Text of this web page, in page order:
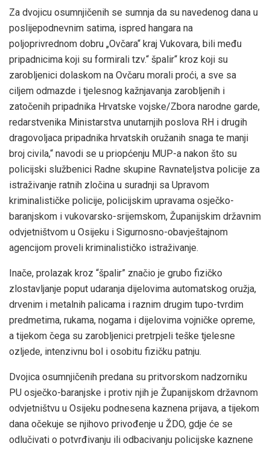
Za dvojicu osumnjičenih se sumnja da su navedenog dana u
poslijepodnevnim satima, ispred hangara na
poljoprivrednom dobru „Ovčara“ kraj Vukovara, bili među
pripadnicima koji su formirali tzv.“ špalir“ kroz koji su
zarobljenici dolaskom na Ovčaru morali proći, a sve sa
ciljem odmazde i tjelesnog kažnjavanja zarobljenih i
zatočenih pripadnika Hrvatske vojske/Zbora narodne garde,
redarstvenika Ministarstva unutarnjih poslova RH i drugih
dragovoljaca pripadnika hrvatskih oružanih snaga te manji
broj civila,“ navodi se u priopćenju MUP-a nakon što su
policijski službenici Radne skupine Ravnateljstva policije za
istraživanje ratnih zločina u suradnji sa Upravom
kriminalističke policije, policijskim upravama osječko-
baranjskom i vukovarsko-srijemskom, Županijskim državnim
odvjetništvom u Osijeku i Sigurnosno-obavještajnom
agencijom proveli kriminalističko istraživanje.
Inače, prolazak kroz “špalir” značio je grubo fizičko
zlostavljanje poput udaranja dijelovima automatskog oružja,
drvenim i metalnih palicama i raznim drugim tupo-tvrdim
predmetima, rukama, nogama i dijelovima vojničke opreme,
a tijekom čega su zarobljenici pretrpjeli teške tjelesne
ozljede, intenzivnu bol i osobitu fizičku patnju.
Dvojica osumnjičenih predana su pritvorskom nadzorniku
PU osječko-baranjske i protiv njih je Županijskom državnom
odvjetništvu u Osijeku podnesena kaznena prijava, a tijekom
dana očekuje se njihovo privođenje u ŽDO, gdje će se
odlučivati o potvrđivanju ili odbacivanju policijske kaznene